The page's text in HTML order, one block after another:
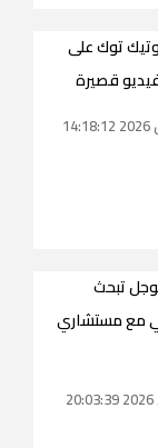
توك على
قصيرة
تبحث
مع مستشاري